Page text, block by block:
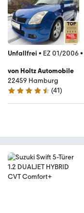
Unfallfrei • EZ 01/2006•
von Holtz Automobile
22459 Hamburg
4.5 Sterne
(41)